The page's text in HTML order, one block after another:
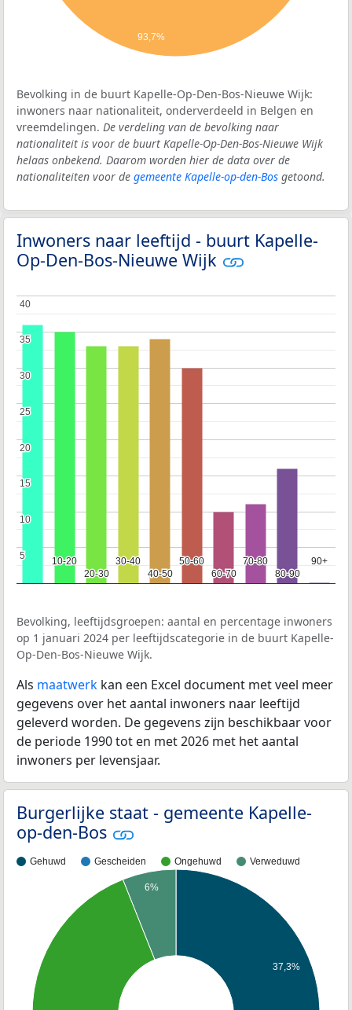
93,7%
Bevolking in de buurt Kapelle-Op-Den-Bos-Nieuwe Wijk:
inwoners naar nationaliteit, onderverdeeld in Belgen en
vreemdelingen. De verdeling van de bevolking naar
nationaliteit is voor de buurt Kapelle-Op-Den-Bos-Nieuwe Wijk
helaas onbekend. Daarom worden hier de data over de
nationaliteiten voor de gemeente Kapelle-op-den-Bos getoond.
Inwoners naar leeftijd - buurt Kapelle-
Op-Den-Bos-Nieuwe Wijk
10-20
10-20
20-30
20-30
30-40
30-40
40-50
40-50
50-60
50-60
60-70
60-70
70-80
70-80
80-90
80-90
90+
90+
5
5
10
10
15
15
20
20
25
25
30
30
35
35
40
40
Bevolking, leeftijdsgroepen: aantal en percentage inwoners
op 1 januari 2024 per leeftijdscategorie in de buurt Kapelle-
Op-Den-Bos-Nieuwe Wijk.
Als maatwerk kan een Excel document met veel meer
gegevens over het aantal inwoners naar leeftijd
geleverd worden. De gegevens zijn beschikbaar voor
de periode 1990 tot en met 2026 met het aantal
inwoners per levensjaar.
Burgerlijke staat - gemeente Kapelle-
op-den-Bos
Gehuwd Gescheiden Ongehuwd Verweduwd
37,3%
6%